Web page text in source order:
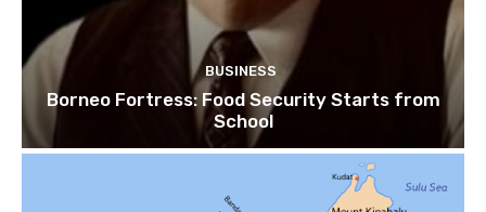
BUSINESS
Borneo Fortress: Food Security Starts from
School